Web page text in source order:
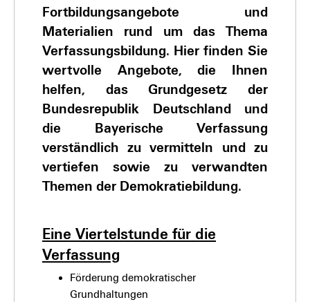
Fortbildungsangebote und
Materialien rund um das Thema
Verfassungsbildung. Hier finden Sie
wertvolle Angebote, die Ihnen
helfen, das Grundgesetz der
Bundesrepublik Deutschland und
die Bayerische Verfassung
verständlich zu vermitteln und zu
vertiefen sowie zu verwandten
Themen der Demokratiebildung.
Eine Viertelstunde für die
Verfassung
Förderung demokratischer
Grundhaltungen